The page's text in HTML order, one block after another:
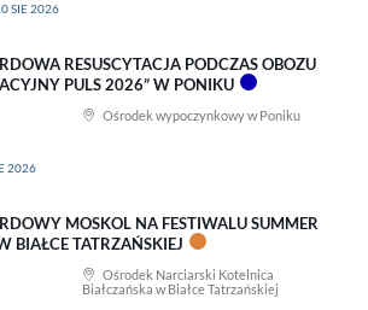
SIE 2026
RESUSCYTACJA PODCZAS OBOZU
PULS 2026” W PONIKU
Ośrodek wypoczynkowy w Poniku
2026
MOSKOL NA FESTIWALU SUMMER
BIAŁCE TATRZAŃSKIEJ
Ośrodek Narciarski Kotelnica
Białczańska w Białce Tatrzańskiej